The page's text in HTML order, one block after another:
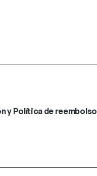
y Política de reembolso